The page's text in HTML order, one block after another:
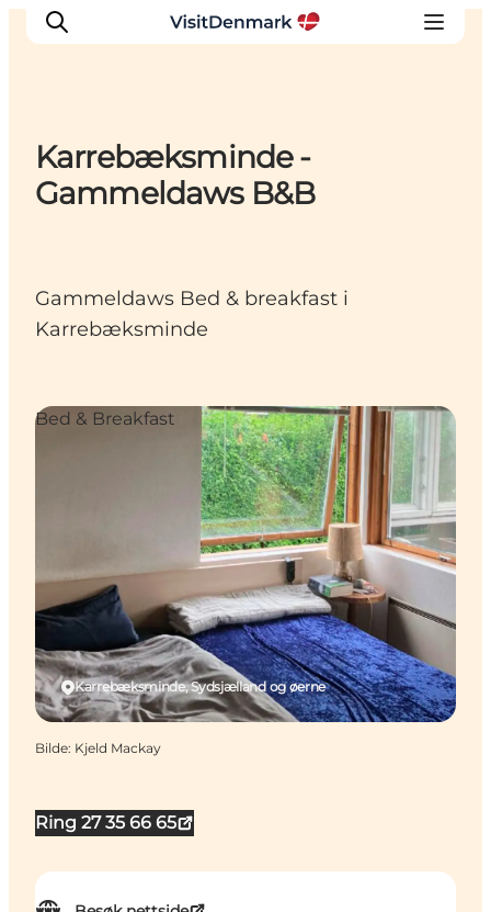
Inspirasjon
Planlegg reisen
Karrebæksminde -
Gammeldaws B&B
Gammeldaws Bed & breakfast i
Karrebæksminde
Ring 27 35 66 65
Karrebæksminde, Sydsjælland og øerne
Bed & Breakfast
Bilde: Kjeld Mackay